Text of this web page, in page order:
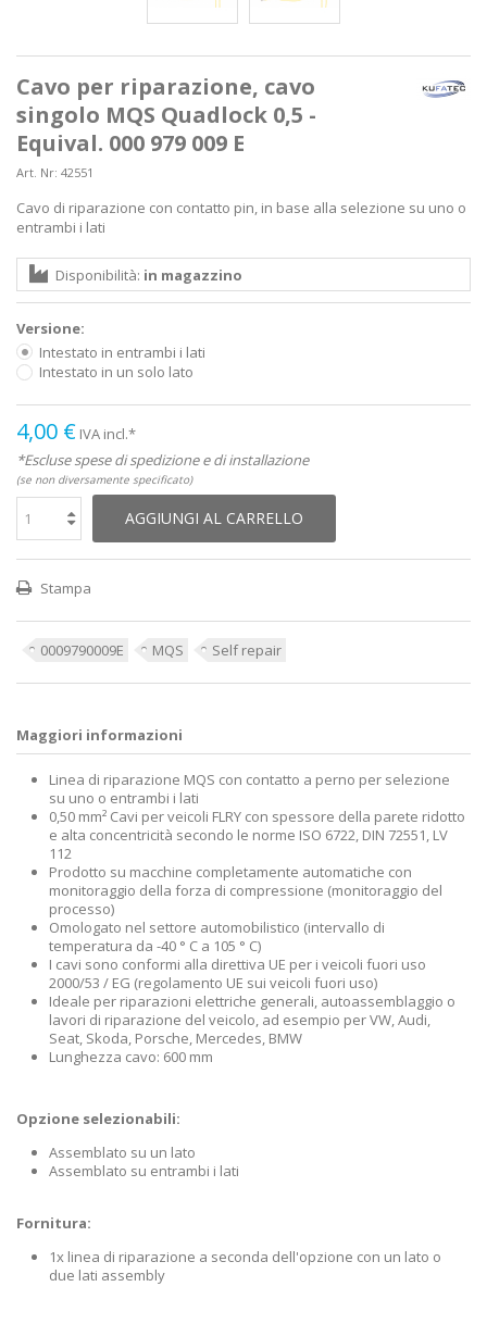
Cavo per riparazione, cavo
singolo MQS Quadlock 0,5 -
Equival. 000 979 009 E
Art. Nr: 42551
Cavo di riparazione con contatto pin, in base alla selezione su uno o
entrambi i lati
Disponibilità: in magazzino
Versione:
Intestato in entrambi i lati
Intestato in un solo lato
4,00 € IVA incl.*
*Escluse spese di spedizione e di installazione
(se non diversamente specificato)
AGGIUNGI AL CARRELLO
Stampa
0009790009E MQS Self repair
Maggiori informazioni
Linea di riparazione MQS con contatto a perno per selezione
su uno o entrambi i lati
0,50 mm² Cavi per veicoli FLRY con spessore della parete ridotto
e alta concentricità secondo le norme ISO 6722, DIN 72551, LV
112
Prodotto su macchine completamente automatiche con
monitoraggio della forza di compressione (monitoraggio del
processo)
Omologato nel settore automobilistico (intervallo di
temperatura da -40 ° C a 105 ° C)
I cavi sono conformi alla direttiva UE per i veicoli fuori uso
2000/53 / EG (regolamento UE sui veicoli fuori uso)
Ideale per riparazioni elettriche generali, autoassemblaggio o
lavori di riparazione del veicolo, ad esempio per VW, Audi,
Seat, Skoda, Porsche, Mercedes, BMW
Lunghezza cavo: 600 mm
Opzione selezionabili:
Assemblato su un lato
Assemblato su entrambi i lati
Fornitura:
1x linea di riparazione a seconda dell'opzione con un lato o
due lati assembly